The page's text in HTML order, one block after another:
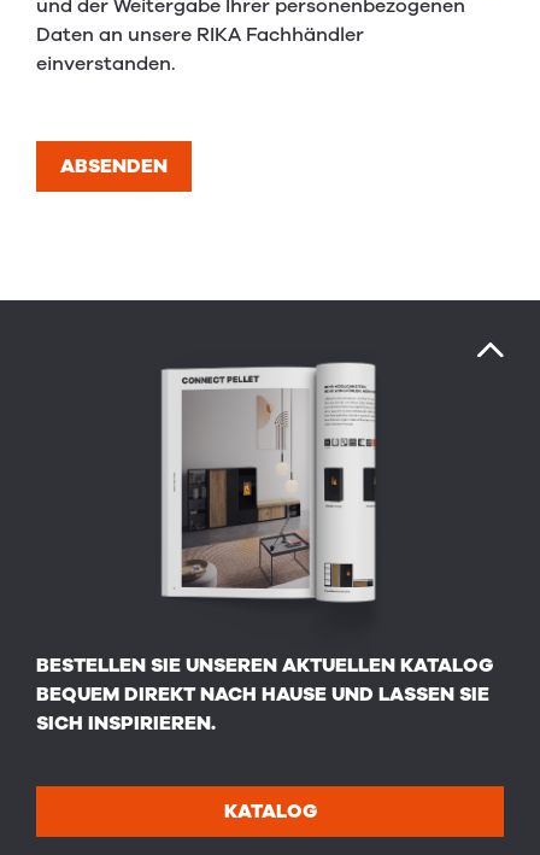
und der Weitergabe Ihrer personenbezogenen
Daten an unsere RIKA Fachhändler
einverstanden.
ABSENDEN
BESTELLEN SIE UNSEREN AKTUELLEN KATALOG
BEQUEM DIREKT NACH HAUSE UND LASSEN SIE
SICH INSPIRIEREN.
KATALOG